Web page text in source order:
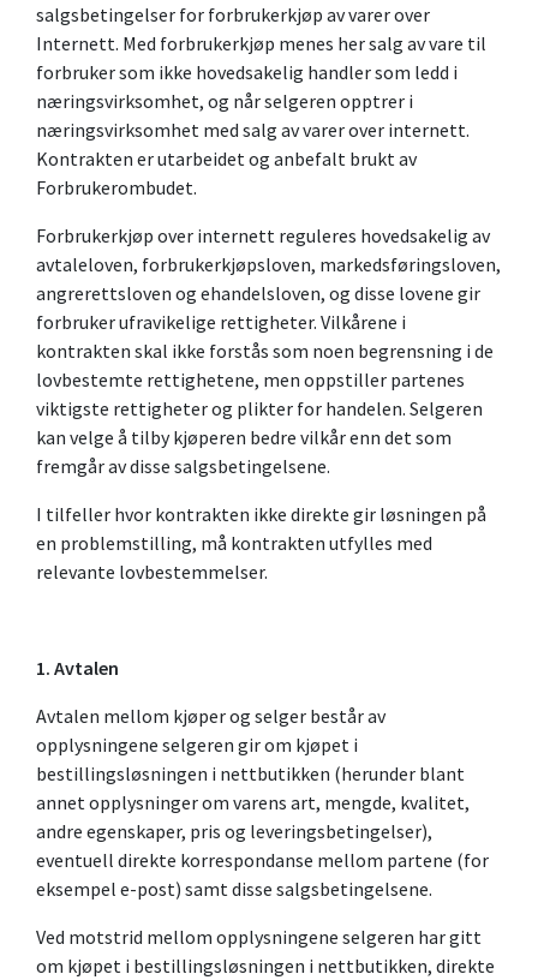
salgsbetingelser for forbrukerkjøp av varer over
Internett. Med forbrukerkjøp menes her salg av vare til
forbruker som ikke hovedsakelig handler som ledd i
næringsvirksomhet, og når selgeren opptrer i
næringsvirksomhet med salg av varer over internett.
Kontrakten er utarbeidet og anbefalt brukt av
Forbrukerombudet.
Forbrukerkjøp over internett reguleres hovedsakelig av
avtaleloven, forbrukerkjøpsloven, markedsføringsloven,
angrerettsloven og ehandelsloven, og disse lovene gir
forbruker ufravikelige rettigheter. Vilkårene i
kontrakten skal ikke forstås som noen begrensning i de
lovbestemte rettighetene, men oppstiller partenes
viktigste rettigheter og plikter for handelen. Selgeren
kan velge å tilby kjøperen bedre vilkår enn det som
fremgår av disse salgsbetingelsene.
I tilfeller hvor kontrakten ikke direkte gir løsningen på
en problemstilling, må kontrakten utfylles med
relevante lovbestemmelser.
1. Avtalen
Avtalen mellom kjøper og selger består av
opplysningene selgeren gir om kjøpet i
bestillingsløsningen i nettbutikken (herunder blant
annet opplysninger om varens art, mengde, kvalitet,
andre egenskaper, pris og leveringsbetingelser),
eventuell direkte korrespondanse mellom partene (for
eksempel e-post) samt disse salgsbetingelsene.
Ved motstrid mellom opplysningene selgeren har gitt
om kjøpet i bestillingsløsningen i nettbutikken, direkte